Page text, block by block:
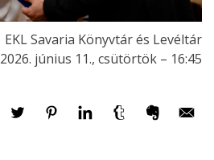
EKL Savaria Könyvtár és Levéltár
2026. június 11., csütörtök – 16:45